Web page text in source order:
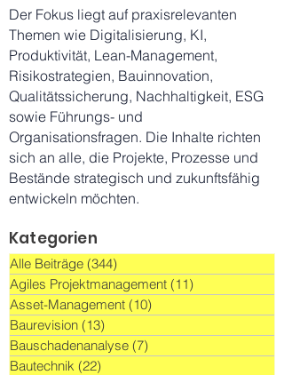
Der Fokus liegt auf praxisrelevanten
Themen wie Digitalisierung, KI,
Produktivität, Lean-Management,
Risikostrategien, Bauinnovation,
Qualitätssicherung, Nachhaltigkeit, ESG
sowie Führungs- und
Organisationsfragen. Die Inhalte richten
sich an alle, die Projekte, Prozesse und
Bestände strategisch und zukunftsfähig
entwickeln möchten.
Kategorien
Alle Beiträge (344)
Agiles Projektmanagement (11)
Asset-Management (10)
Baurevision (13)
Bauschadenanalyse (7)
Bautechnik (22)